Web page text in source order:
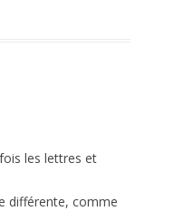
les lettres et
différente, comme